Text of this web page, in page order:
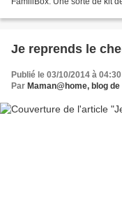
Je reprends le
Publié le 03/10/2014 à 04:30
Par Maman@home, blog